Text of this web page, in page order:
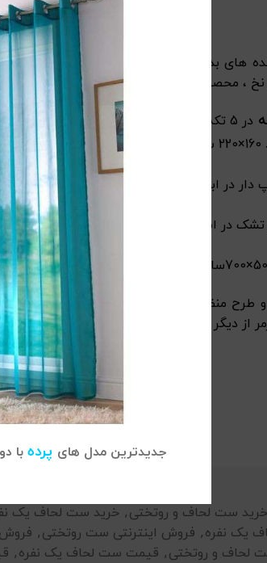
جدیدترین مدل های پرده با
این
، محصول به هیچ عنوان تغییر رنگ و کیفیت
در 5 تکه :
سانتی متر
با ارتفاع 27 سانتی متر
و طرح منظم ، این ویژگی را بوجود آورده
از دیگر شاخص های آن است.
خرید ست لحاف و روتختی, خرید ست لحاف یک
یک نفره, فروش اینترنتی ست روتختی,
لحاف و روتختی, قیمت ست لحاف یک نفره,